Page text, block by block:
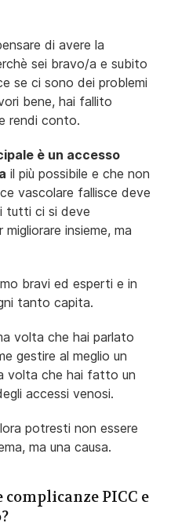
di avere la
sei bravo/a e subito
se ci sono dei problemi
bene, hai fallito
rendi conto.
è un accesso
il più possibile e che non
vascolare fallisce deve
tutti ci si deve
insieme, ma
bravi ed esperti e in
tanto capita.
volta che hai parlato
gestire al meglio un
volta che hai fatto un
accessi venosi.
potresti non essere
ma una causa.
PICC e